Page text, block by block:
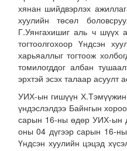
Даланзадгад хот 2028
хянан шийдвэрлэх
хуулийн төсөл
Г.Уянгахишиг аль ч шүүх
тогтоолгохоор Үндсэн
харьяаллыг тогтоож
томилогддог албан
эрхтэй эсэх талаар асуулт
УИХ-ын гишүүн Х.Тэмүүжин
үндэслэлдээ Байнгын
сарын 16-ны өдөр УИХ-ын
оны 04 дүгээр сарын 16-
Үндсэн хуулийн цэцэд